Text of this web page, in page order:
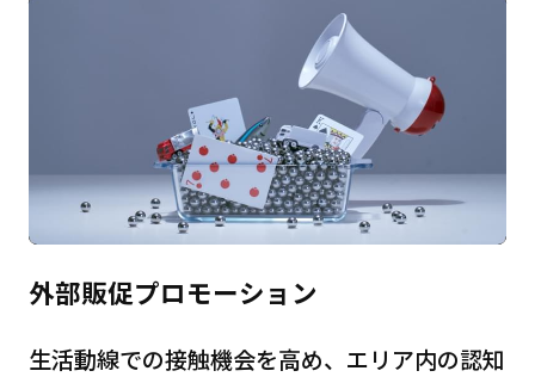
外部販促プロモーション
生活動線での接触機会を高め、エリア内の認知